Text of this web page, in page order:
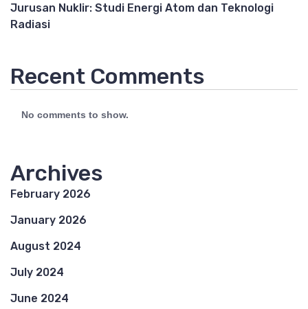
Jurusan Nuklir: Studi Energi Atom dan Teknologi
Radiasi
Recent Comments
No comments to show.
Archives
February 2026
January 2026
August 2024
July 2024
June 2024